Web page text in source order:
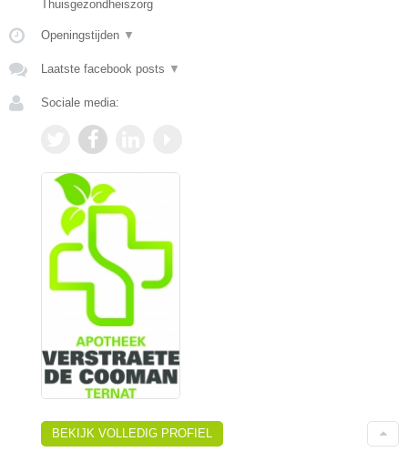
Thuisgezondheiszorg
Openingstijden ▼
Laatste facebook posts ▼
Sociale media:
BEKIJK VOLLEDIG PROFIEL